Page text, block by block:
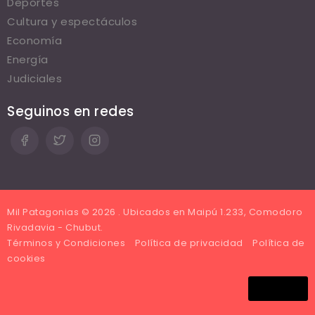
Cultura y espectáculos
Economía
Energía
Judiciales
Seguinos en redes
Mil Patagonias © 2026 . Ubicados en Maipú 1.233, Comodoro
Rivadavia - Chubut.
Términos y Condiciones
Política de privacidad
Política de
cookies